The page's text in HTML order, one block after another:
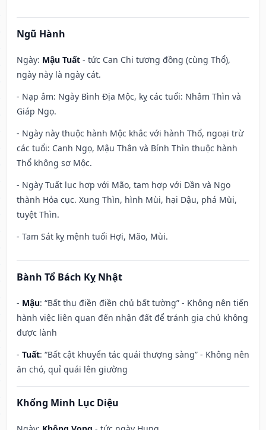
Ngũ Hành
Ngày: Mậu Tuất - tức Can Chi tương đồng (cùng Thổ),
ngày này là ngày cát.
- Nạp âm: Ngày Bình Địa Mộc, kỵ các tuổi: Nhâm Thìn và
Giáp Ngọ.
- Ngày này thuộc hành Mộc khắc với hành Thổ, ngoại trừ
các tuổi: Canh Ngọ, Mậu Thân và Bính Thìn thuộc hành
Thổ không sợ Mộc.
- Ngày Tuất lục hợp với Mão, tam hợp với Dần và Ngọ
thành Hỏa cục. Xung Thìn, hình Mùi, hại Dậu, phá Mùi,
tuyệt Thìn.
- Tam Sát kỵ mệnh tuổi Hợi, Mão, Mùi.
Bành Tổ Bách Kỵ Nhật
- Mậu: “Bất thụ điền điền chủ bất tường” - Không nên tiến
hành việc liên quan đến nhận đất để tránh gia chủ không
được lành
- Tuất: “Bất cật khuyển tác quái thượng sàng” - Không nên
ăn chó, quỉ quái lên giường
Khổng Minh Lục Diệu